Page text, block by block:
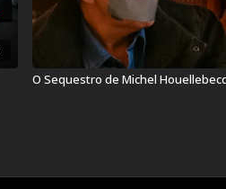
Ano de lançamento:
País:França,
O Sequestro de Michel